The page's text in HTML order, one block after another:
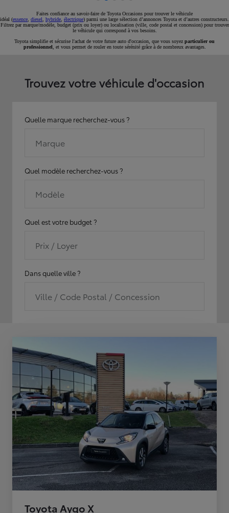
Faites confiance au savoir-faire de Toyota Occasions pour trouver le véhicule
idéal (essence diesel hybride électrique) parmi une large sélection d’annonces Toyota et d’autres constructeurs.
Filtrez par marque/modèle, budget (prix ou loyer) ou localisation (ville, code postal et concession) pour trouver
le véhicule qui correspond à vos besoins.
Toyota simplifie et sécurise l'achat de votre future auto d'occasion, que vous soyez particulier ou
professionnel , et vous permet de rouler en toute sérénité grâce à de nombreux avantages.
Trouvez votre véhicule d'occasion
Quelle marque recherchez-vous ?
Marque
Quel modèle recherchez-vous ?
Modèle
Quel est votre budget ?
Prix / Loyer
Dans quelle ville ?
Ville / Code Postal / Concession
Toyota Aygo X